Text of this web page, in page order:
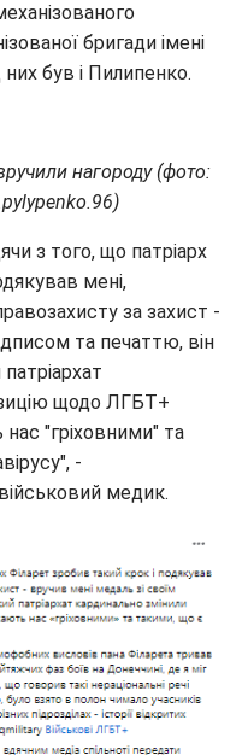
бригади імені
був і Пилипенко.
нагороду (фото:
з того, що патріарх
мені,
за захист -
та печаттю, він
щодо ЛГБТ+
"гріховними" та
-
медик.